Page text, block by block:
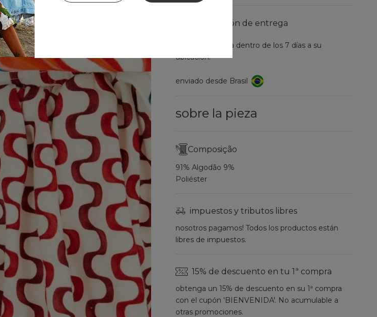
información de entrega
entrega prevista dentro de los 7 días a su
ubicación.
enviado desde Brasil
sobre la pieza
Composição
91% Algodão 9%
Poliéster
impuestos y tributos libres
nosotros pagamos! Todos los productos están
libres de impuestos.
15% de descuento en tu 1ª compra
obtenga un 15% de descuento en su 1ª compra
con el cupón 'BIENVENIDA'. No acumulable a
otras promociones.